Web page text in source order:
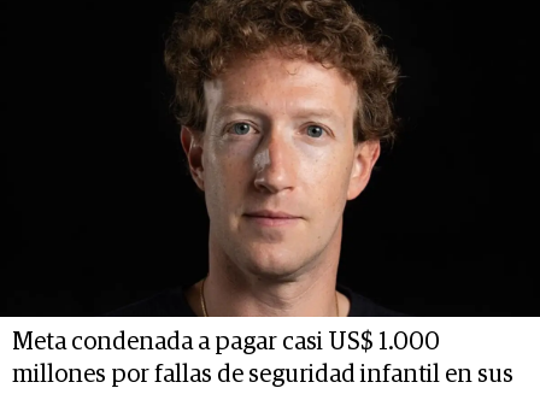
Meta condenada a pagar casi US$ 1.000
millones por fallas de seguridad infantil en sus